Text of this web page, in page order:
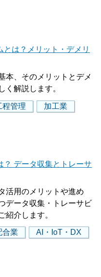
は？メリット・デメリ
本、そのメリットとデメ
く解説します。
程管理
加工業
？ データ収集とトレーサ
活用のメリットや進め
データ収集・トレーサビ
紹介します。
合業
AI・IoT・DX